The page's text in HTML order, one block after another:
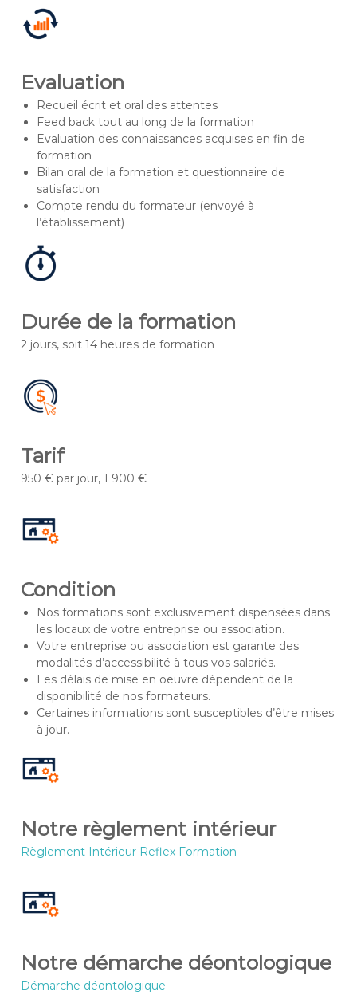
Evaluation
Recueil écrit et oral des attentes
Feed back tout au long de la formation
Evaluation des connaissances acquises en fin de
formation
Bilan oral de la formation et questionnaire de
satisfaction
Compte rendu du formateur (envoyé à
l’établissement)
Durée de la formation
2 jours, soit 14 heures de formation
Tarif
950 € par jour, 1 900 €
Condition
Nos formations sont exclusivement dispensées dans
les locaux de votre entreprise ou association.
Votre entreprise ou association est garante des
modalités d’accessibilité à tous vos salariés.
Les délais de mise en oeuvre dépendent de la
disponibilité de nos formateurs.
Certaines informations sont susceptibles d’être mises
à jour.
Notre règlement intérieur
Règlement Intérieur Reflex Formation
Notre démarche déontologique
Démarche déontologique